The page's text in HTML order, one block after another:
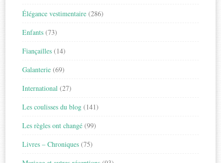
Élégance vestimentaire (286)
Enfants (73)
Fiançailles (14)
Galanterie (69)
International (27)
Les coulisses du blog (141)
Les règles ont changé (99)
Livres – Chroniques (75)